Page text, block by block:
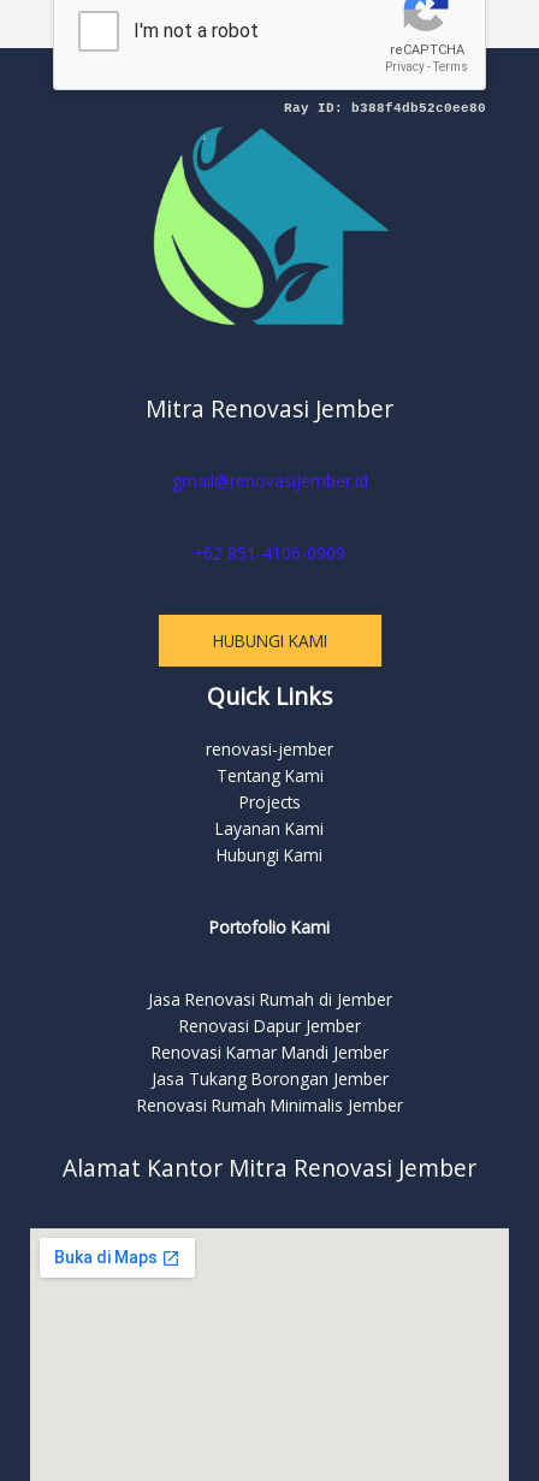
Mitra Renovasi Jember
gmail@renovasijember.id
+62 851-4106-0909
HUBUNGI KAMI
Quick Links
renovasi-jember
Tentang Kami
Projects
Layanan Kami
Hubungi Kami
Portofolio Kami
Jasa Renovasi Rumah di Jember
Renovasi Dapur Jember
Renovasi Kamar Mandi Jember
Jasa Tukang Borongan Jember
Renovasi Rumah Minimalis Jember
Alamat Kantor Mitra Renovasi Jember